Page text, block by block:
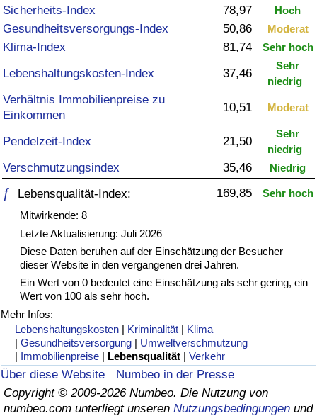
Sicherheits-Index 78,97 Hoch
Gesundheitsversorgungs-Index 50,86 Moderat
Klima-Index 81,74 Sehr hoch
Lebenshaltungskosten-Index 37,46
Sehr
niedrig
Verhältnis Immobilienpreise zu
Einkommen
10,51 Moderat
Pendelzeit-Index 21,50
Sehr
niedrig
Verschmutzungsindex 35,46 Niedrig
ƒ Lebensqualität-Index: 169,85
Sehr hoch
Mitwirkende: 8
Letzte Aktualisierung: Juli 2026
Diese Daten beruhen auf der Einschätzung der Besucher
dieser Website in den vergangenen drei Jahren.
Ein Wert von 0 bedeutet eine Einschätzung als sehr gering, ein
Wert von 100 als sehr hoch.
Mehr Infos:
Lebenshaltungskosten | Kriminalität | Klima
|Gesundheitsversorgung | Umweltverschmutzung
| Immobilienpreise | Lebensqualität |Verkehr
Über diese Website
Numbeo in der Presse
Copyright © 2009-2026 Numbeo. Die Nutzung von
numbeo.com unterliegt unseren Nutzungsbedingungen und
Kriminalitäts-Index (aktuell)
Kriminalitäts-Index
Gesundheitsversorgung
Gesundheitsversorgungs-Index (aktuell)
Gesundheitsversorgungs-Index
Gesundheitsversorgungs-Index nach Land
Umweltverschmutzung
Umweltverschmutzungs-Index (aktuell)
Verschmutzungsindex
Umweltverschmutzungs-Index nach Land
Verkehr